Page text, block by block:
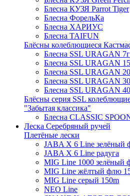
Блесна КУЗЯ Parrot Tiger
Блесна ФорельКа
Блесна ХАРИУС
Блесна TAIFUN
Блёсны колеблющиеся
Блесна SSL URAGAN
Блесна SSL URAGAN
Блесна SSL URAGAN
Блесна SSL URAGAN
Блесна SSL URAGAN
Блёсны серия SSL
"Забытая классика"
Блесна CLASSIC
Леска Серебряный ручей
Плетёные лески
JABA X 6 Line зелёный
JABA X 6 Line радуга
MIG Line 1000 зелёный
MIG Line жёлтый флю
MIG Line серый 150m
NEO Line